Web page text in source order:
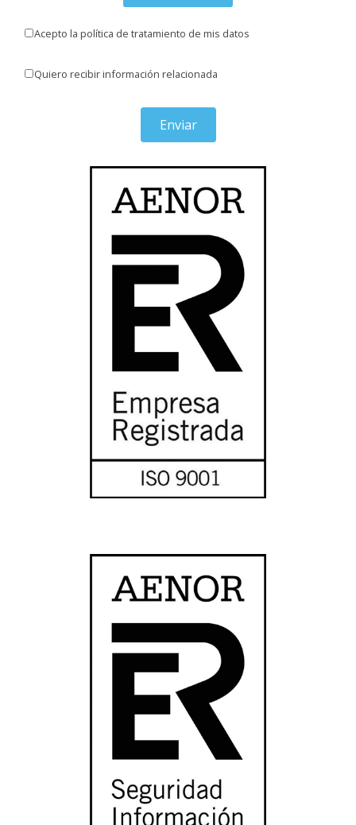
Acepto la política de tratamiento de mis datos
Quiero recibir información relacionada
Enviar